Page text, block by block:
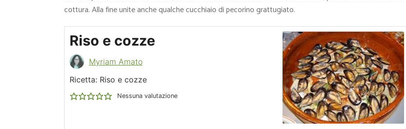
cottura. Alla fine unite anche qualche cucchiaio di pecorino grattugiato.
Riso e cozze
Myriam Amato
Ricetta: Riso e cozze
Nessuna valutazione